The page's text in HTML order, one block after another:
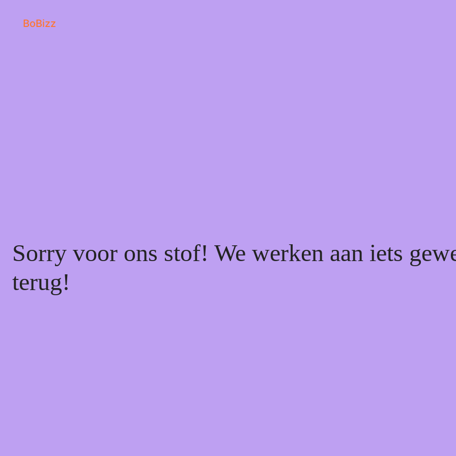
BoBizz
Sorry voor ons stof! We werken aan iets
terug!